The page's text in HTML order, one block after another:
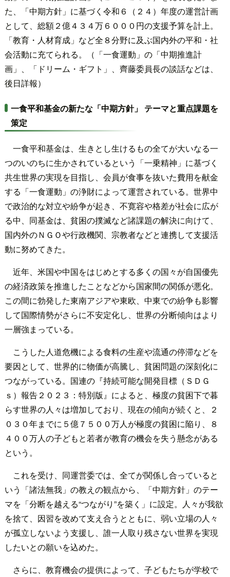
た、「中期方針」に基づく令和６（２４）年度の運営計画
として、総額２億４３４万６０００円の支援予算を計上。
「教育・人材育成」など全８分野に及ぶ国内外の平和・社
会活動に充てられる。（「一食運動」の「中期推進計
画」、「ドリーム・ギフト」、齊藤委員長の談話などは、
後日詳報）
一食平和基金の新たな「中期方針」 テーマと重点課題を
策定
一食平和基金は、生きとし生けるもの全てが大いなる一
つのいのちに生かされているという「一乗精神」に基づく
共生世界の実現を目指し、会員が食事を抜いた費用を献金
する「一食運動」の浄財によって運営されている。世界中
で政治的な対立や紛争が起き、不寛容や格差が社会に広が
る中、同基金は、貧困の撲滅など諸課題の解決に向けて、
国内外のＮＧＯや行政機関、宗教者などと連携して支援活
動に努めてきた。
近年、米国や中国をはじめとする多くの国々が自国優先
の経済政策を推進したことなどから国家間の関係が悪化。
この間に勃発した東南アジアや東欧、中東での紛争も影響
して国際情勢がさらに不安定化し、世界の分断傾向はより
一層強まっている。
こうした人道危機による食料の生産や流通の停滞などを
要因として、世界的に物価が高騰し、貧困問題の深刻化に
つながっている。国連の『持続可能な開発目標（ＳＤＧ
ｓ）報告２０２３：特別版』によると、極度の貧困下で暮
らす世界の人々は増加しており、現在の傾向が続くと、２
０３０年までに５億７５００万人が極度の貧困に陥り、８
４００万人の子どもと若者が教育の機会を失う懸念がある
という。
これを受け、同運営委では、全てが関係し合っていると
いう「諸法無我」の教えの観点から、「中期方針」のテー
マを「分断を越える“つながり”を築く」に設定。人々が我欲
を捨て、因習を改めて支え合うとともに、弱い立場の人々
が孤立しないよう支援し、誰一人取り残さない世界を実現
したいとの願いを込めた。
さらに、教育機会の提供によって、子どもたちが学校で